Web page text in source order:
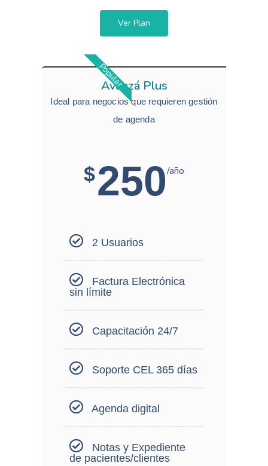
Ver Plan
Popular
Avanzá Plus
Ideal para negocios que requieren gestión
de agenda​
$250/año
2 Usuarios
Factura Electrónica
sin límite
Capacitación 24/7
Soporte CEL 365 días
Agenda digital
Notas y Expediente
de pacientes/clientes